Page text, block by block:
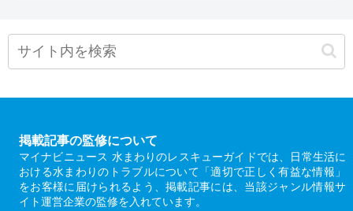
掲載記事の監修について
マイナビニュース 水まわりのレスキューガイドでは、日常生活に
おける水まわりのトラブルについて「適切で正しく有益な情報」
をお客様に届けられるよう、掲載記事には、当該ジャンル情報サ
イト運営企業の監修を入れています。